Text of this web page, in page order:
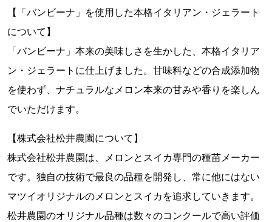
【「バンビーナ」を使用した本格イタリアン・ジェラート
について】
「バンビーナ」本来の美味しさを生かした、本格イタリア
ン・ジェラートに仕上げました。甘味料などの合成添加物
を使わず、ナチュラルなメロン本来の甘みや香りを楽しん
でいただけます。
【株式会社松井農園について】
株式会社松井農園は、メロンとスイカ専門の種苗メーカー
です。独自の技術で最良の品種を開発し、常に他にはない
マツイオリジナルのメロンとスイカを追求していきます。
松井農園のオリジナル品種は数々のコンクールで高い評価